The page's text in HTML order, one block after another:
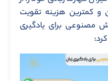
و کمترین هزینه تقویت
مصنوعی برای یادگیری